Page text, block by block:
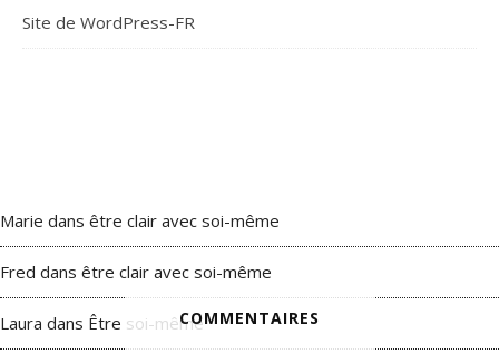
Site de WordPress-FR
COMMENTAIRES
Marie dans être clair avec soi-même
Fred dans être clair avec soi-même
Laura dans Être soi-même